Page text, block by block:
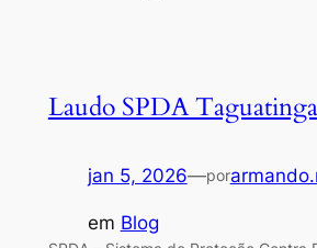
Laudo SPDA Taguatinga
jan 5, 2026—por
em Blog